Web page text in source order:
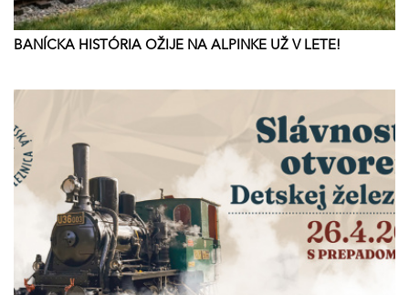
BANÍCKA HISTÓRIA OŽIJE NA ALPINKE UŽ V LETE!